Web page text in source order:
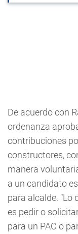
De acuerdo con
ordenanza
contribuciones
constructores,
manera
a un candidato
para alcalde. “Lo
es pedir o
para un PAC o